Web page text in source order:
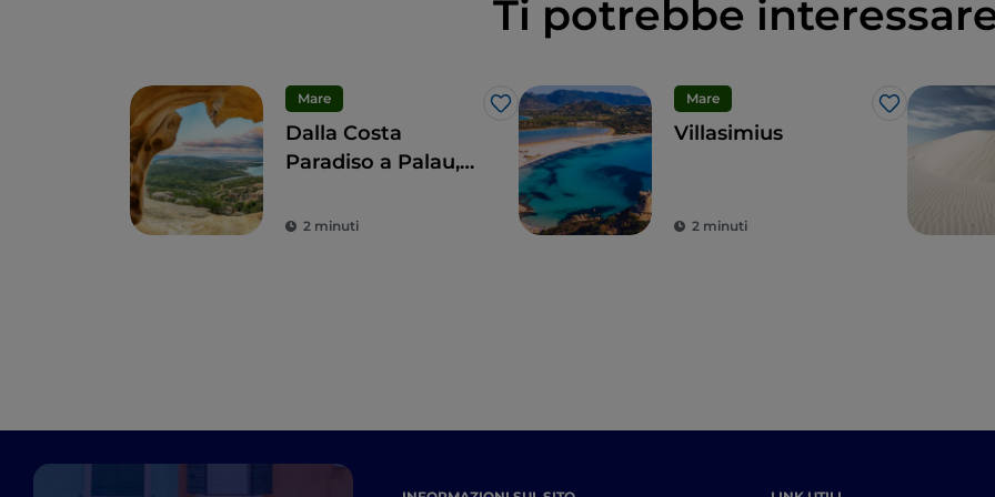
Ti potrebbe
Mare
Like
Dalla Costa
Paradiso a Palau,
cultura
2 minuti
Mare
Like
Villasimius
2 minuti